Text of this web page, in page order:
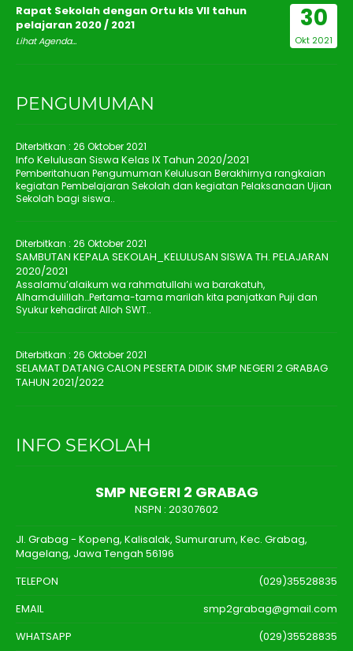
30
Okt 2021
Rapat Sekolah dengan Ortu kls VII tahun
pelajaran 2020 / 2021
Lihat Agenda...
PENGUMUMAN
Diterbitkan : 26 Oktober 2021
Info Kelulusan Siswa Kelas IX Tahun 2020/2021
Pemberitahuan Pengumuman Kelulusan Berakhirnya rangkaian
kegiatan Pembelajaran Sekolah dan kegiatan Pelaksanaan Ujian
Sekolah bagi siswa..
Diterbitkan : 26 Oktober 2021
SAMBUTAN KEPALA SEKOLAH_KELULUSAN SISWA TH. PELAJARAN
2020/2021
Assalamu’alaikum wa rahmatullahi wa barakatuh,
Alhamdulillah…Pertama-tama marilah kita panjatkan Puji dan
Syukur kehadirat Alloh SWT..
Diterbitkan : 26 Oktober 2021
SELAMAT DATANG CALON PESERTA DIDIK SMP NEGERI 2 GRABAG
TAHUN 2021/2022
INFO SEKOLAH
SMP NEGERI 2 GRABAG
NSPN : 20307602
Jl. Grabag - Kopeng, Kalisalak, Sumurarum, Kec. Grabag,
Magelang, Jawa Tengah 56196
TELEPON
(029)35528835
EMAIL
smp2grabag@gmail.com
WHATSAPP
(029)35528835